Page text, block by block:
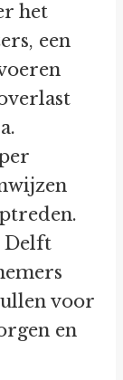
het
een
Delft
voor
en